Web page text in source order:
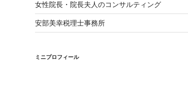
女性院長・院長夫人のコンサルティング
安部美幸税理士事務所
ミニプロフィール